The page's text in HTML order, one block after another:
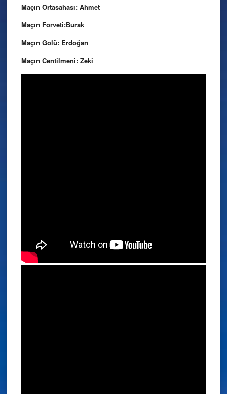
Maçın Ortasahası: Ahmet
Maçın Forveti:Burak
Maçın Golü: Erdoğan
Maçın Centilmeni: Zeki